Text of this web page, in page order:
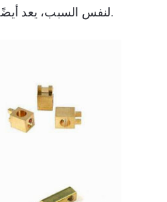
لنفس السبب، يعد أيضًا خيارًا حكيمًا استبدال محول ملفات الألومنيوم بمحول ملفات نحاس موفر للطاقة.